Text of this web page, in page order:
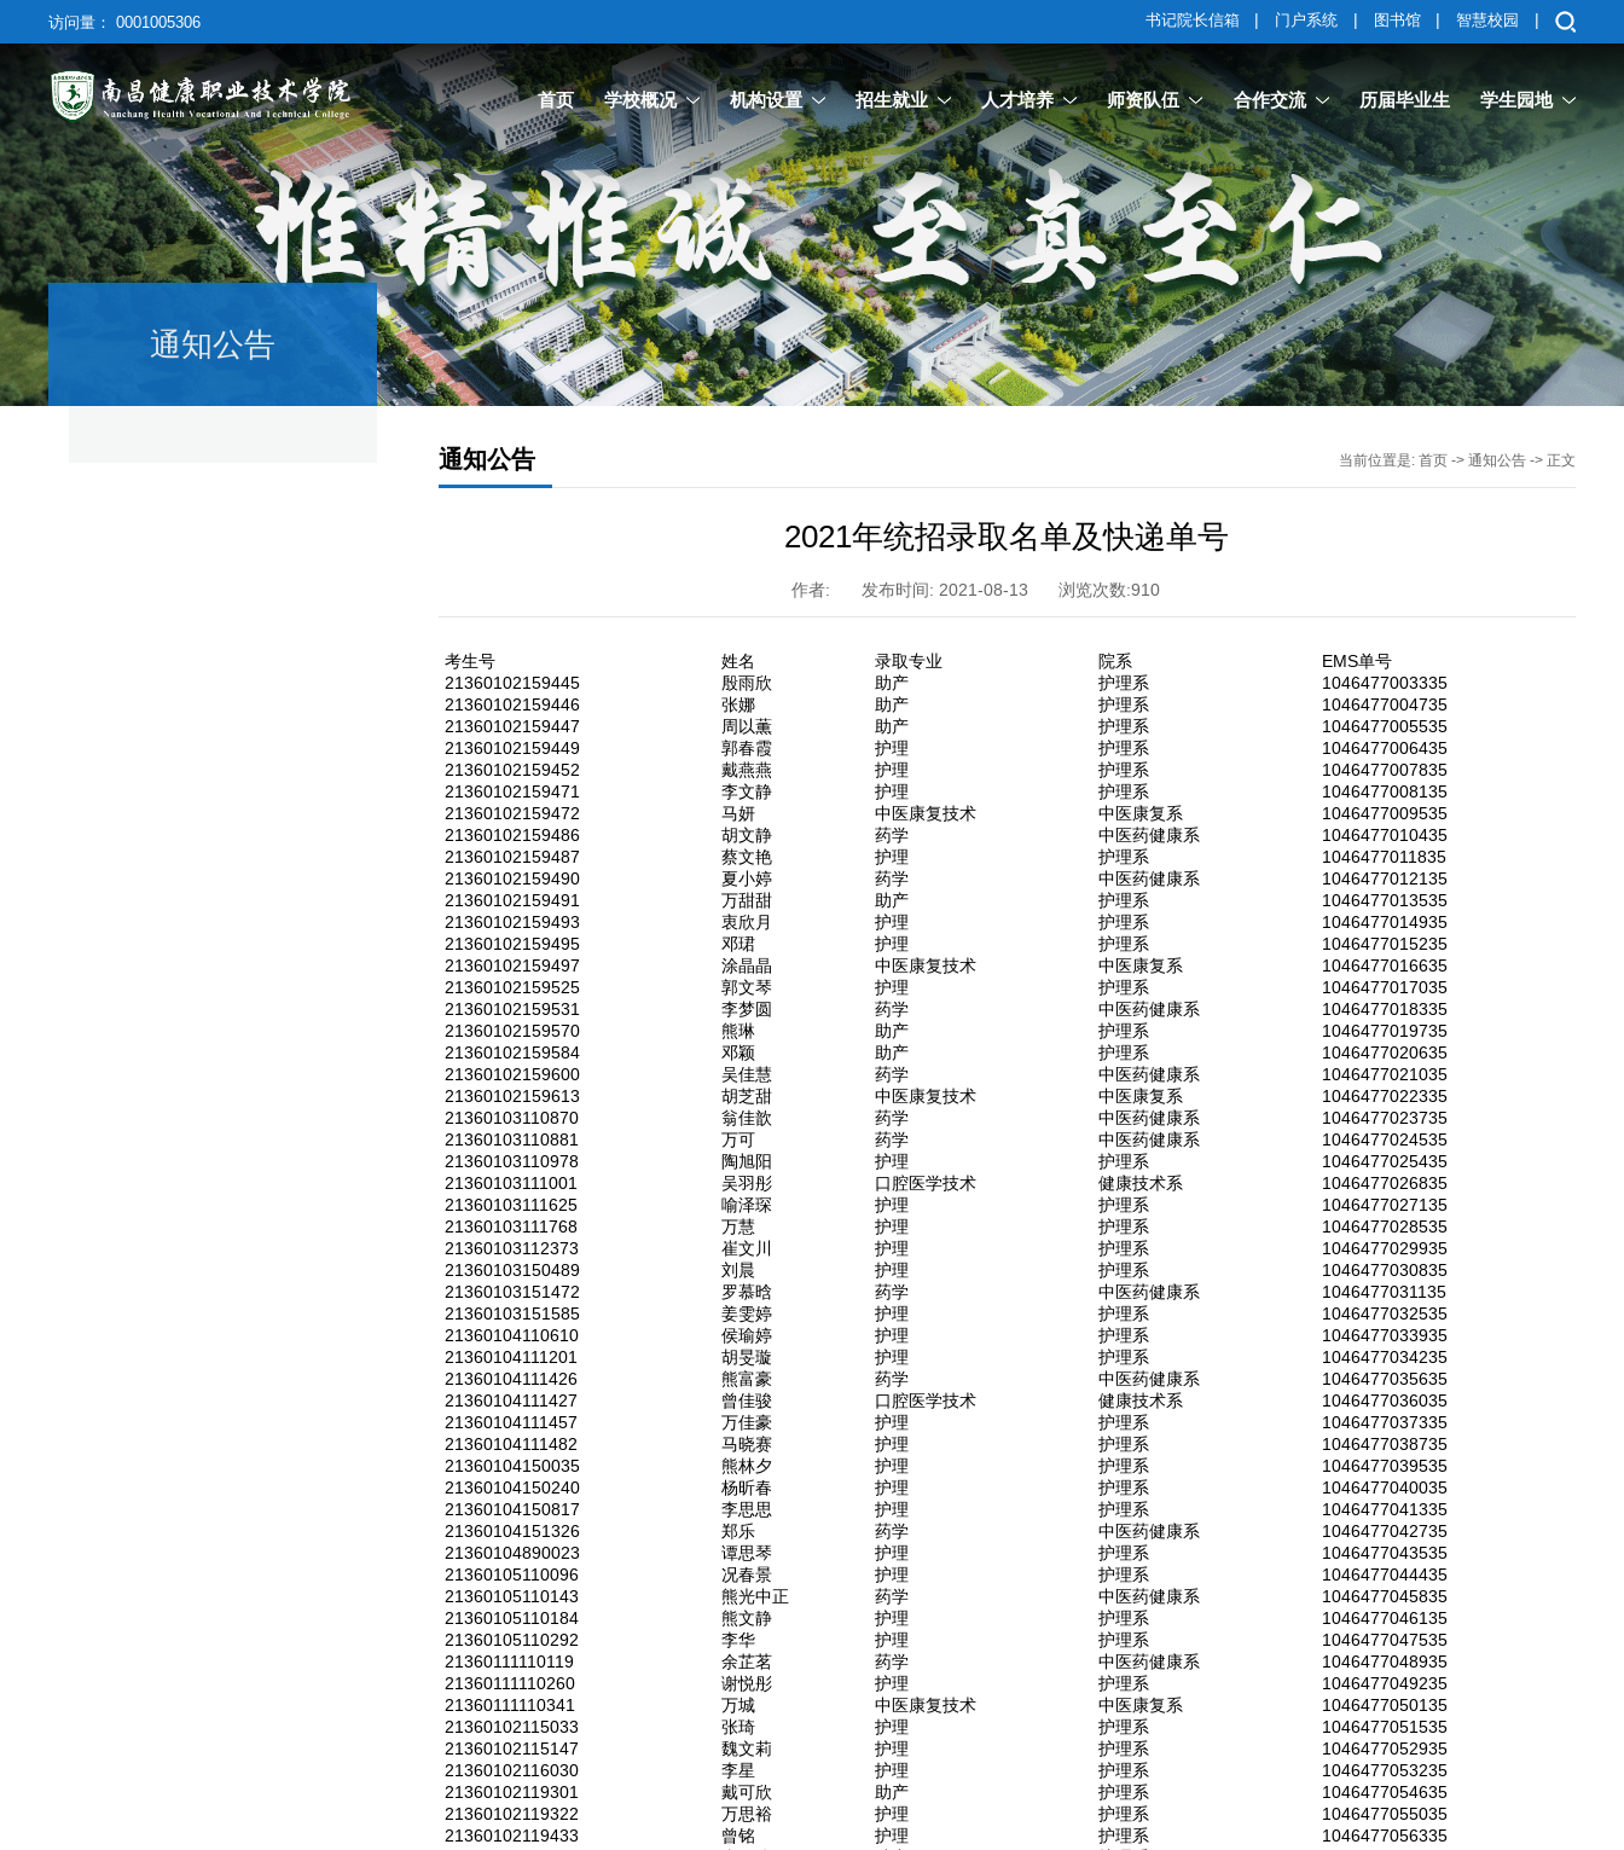
访问量：0001005306 书记院长信箱 | 门户系统 | 图书馆 | 智慧校园 |
首页 学校概况 机构设置 招生就业 人才培养 师资队伍 合作交流 历届毕业生 学生园地
通知公告
通知公告 当前位置是: 首页-> 通知公告-> 正文
2021年统招录取名单及快递单号
作者: 发布时间: 2021-08-13 浏览次数:910
考生号 姓名 录取专业 院系
EMS单号
21360102159445
殷雨欣 助产 护理系
1046477003335
21360102159446
张娜 助产 护理系
1046477004735
21360102159447
周以薫 助产 护理系
1046477005535
21360102159449
郭春霞 护理 护理系
1046477006435
21360102159452
戴燕燕 护理 护理系
1046477007835
21360102159471
李文静 护理 护理系
1046477008135
21360102159472
马妍 中医康复技术 中医康复系
1046477009535
21360102159486
胡文静 药学 中医药健康系
1046477010435
21360102159487
蔡文艳 护理 护理系
1046477011835
21360102159490
夏小婷 药学 中医药健康系
1046477012135
21360102159491
万甜甜 助产 护理系
1046477013535
21360102159493
衷欣月 护理 护理系
1046477014935
21360102159495
邓珺 护理 护理系
1046477015235
21360102159497
涂晶晶 中医康复技术 中医康复系
1046477016635
21360102159525
郭文琴 护理 护理系
1046477017035
21360102159531
李梦圆 药学 中医药健康系
1046477018335
21360102159570
熊琳 助产 护理系
1046477019735
21360102159584
邓颖 助产 护理系
1046477020635
21360102159600
吴佳慧 药学 中医药健康系
1046477021035
21360102159613
胡芝甜 中医康复技术 中医康复系
1046477022335
21360103110870
翁佳歆 药学 中医药健康系
1046477023735
21360103110881
万可 药学 中医药健康系
1046477024535
21360103110978
陶旭阳 护理 护理系
1046477025435
21360103111001
吴羽彤 口腔医学技术 健康技术系
1046477026835
21360103111625
喻泽琛 护理 护理系
1046477027135
21360103111768
万慧 护理 护理系
1046477028535
21360103112373
崔文川 护理 护理系
1046477029935
21360103150489
刘晨 护理 护理系
1046477030835
21360103151472
罗慕晗 药学 中医药健康系
1046477031135
21360103151585
姜雯婷 护理 护理系
1046477032535
21360104110610
侯瑜婷 护理 护理系
1046477033935
21360104111201
胡旻璇 护理 护理系
1046477034235
21360104111426
熊富豪 药学 中医药健康系
1046477035635
21360104111427
曾佳骏 口腔医学技术 健康技术系
1046477036035
21360104111457
万佳豪 护理 护理系
1046477037335
21360104111482
马晓赛 护理 护理系
1046477038735
21360104150035
熊林夕 护理 护理系
1046477039535
21360104150240
杨昕春 护理 护理系
1046477040035
21360104150817
李思思 护理 护理系
1046477041335
21360104151326
郑乐 药学 中医药健康系
1046477042735
21360104890023
谭思琴 护理 护理系
1046477043535
21360105110096
况春景 护理 护理系
1046477044435
21360105110143
熊光中正 药学 中医药健康系
1046477045835
21360105110184
熊文静 护理 护理系
1046477046135
21360105110292
李华 护理 护理系
1046477047535
21360111110119
余芷茗 药学 中医药健康系
1046477048935
21360111110260
谢悦彤 护理 护理系
1046477049235
21360111110341
万城 中医康复技术 中医康复系
1046477050135
21360102115033
张琦 护理 护理系
1046477051535
21360102115147
魏文莉 护理 护理系
1046477052935
21360102116030
李星 护理 护理系
1046477053235
21360102119301
戴可欣 助产 护理系
1046477054635
21360102119322
万思裕 护理 护理系
1046477055035
21360102119433
曾铭 护理 护理系
1046477056335